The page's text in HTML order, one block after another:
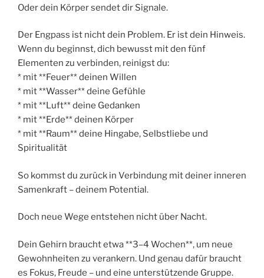
Oder dein Körper sendet dir Signale.
Der Engpass ist nicht dein Problem. Er ist dein Hinweis.
Wenn du beginnst, dich bewusst mit den fünf
Elementen zu verbinden, reinigst du:
* mit **Feuer** deinen Willen
* mit **Wasser** deine Gefühle
* mit **Luft** deine Gedanken
* mit **Erde** deinen Körper
* mit **Raum** deine Hingabe, Selbstliebe und
Spiritualität
So kommst du zurück in Verbindung mit deiner inneren
Samenkraft – deinem Potential.
Doch neue Wege entstehen nicht über Nacht.
Dein Gehirn braucht etwa **3–4 Wochen**, um neue
Gewohnheiten zu verankern. Und genau dafür braucht
es Fokus, Freude – und eine unterstützende Gruppe.